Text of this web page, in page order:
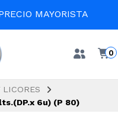
MAYORISTA
0
LICORES
6u) (P 80)